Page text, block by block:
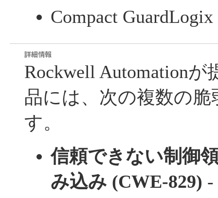
Compact
Rockwell Automation
品には、次の複数の
す。
信頼できない制御
み込み (CWE-829) -